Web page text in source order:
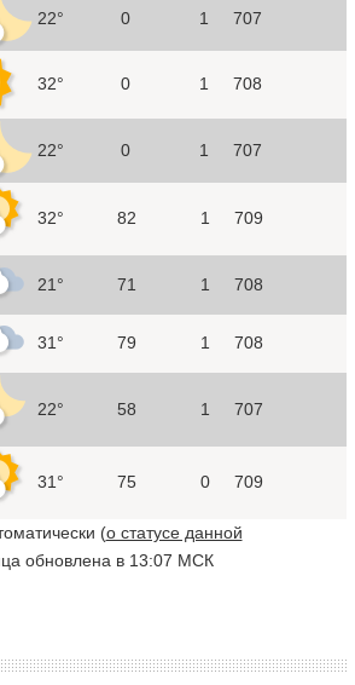
22° 0 1 707
32° 0 1 708
22° 0 1 707
32° 82 1 709
21° 71 1 708
31° 79 1 708
22° 58 1 707
31° 75 0 709
(о статусе данной
обновлена в 13:07 МСК